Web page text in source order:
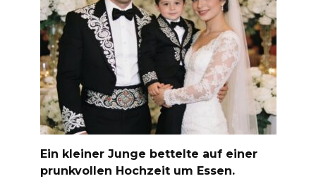
Ein kleiner Junge bettelte auf einer
prunkvollen Hochzeit um Essen.